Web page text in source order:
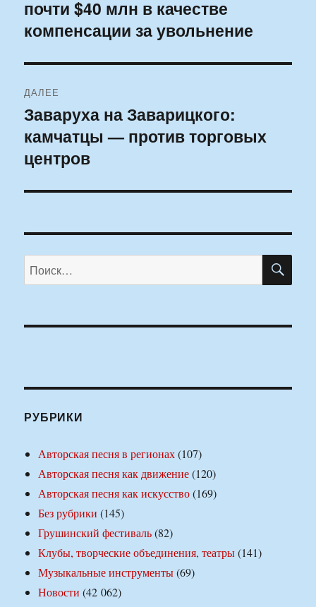
записям
запись:
почти $40 млн в качестве
компенсации за увольнение
ДАЛЕЕ
Следующая
запись:
Заваруха на Заварицкого:
камчатцы — против торговых
центров
Искать:
РУБРИКИ
Авторская песня в регионах(107)
Авторская песня как движение(120)
Авторская песня как искусство(169)
Без рубрики (145)
Грушинский фестиваль(82)
Клубы, творческие объединения, театры(141)
Музыкальные инструменты(69)
Новости (42 062)